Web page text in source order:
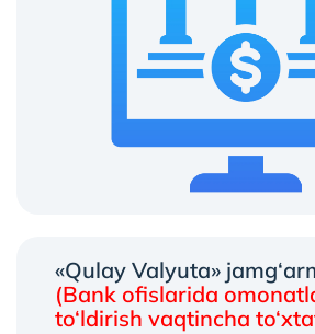
«Qulay Valyuta»
(Bank ofislarida
to‘ldirish vaqtincha